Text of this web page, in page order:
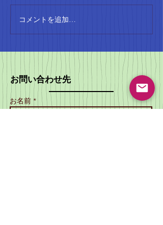
SCATTOの会員は、小学生か
ら大人まで、さまざまな階級
が楽しみですね。 小学生の記
録会の成果 小学生の記録会で
は、コンバインド
A（80mH、走高跳）で1位、
コンバインドBで2位を獲得し
コメントを追加…
お問い合わせ先
お名前 *